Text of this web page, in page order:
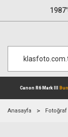
Anasayfa